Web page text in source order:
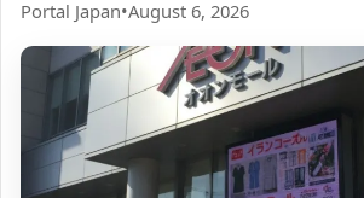
Portal Japan•August 6, 2026